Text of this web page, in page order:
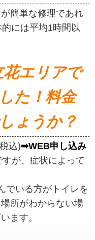
簡単な修理であれ
には平均1時間以
花エリアで
た！料金
ょうか？
込)➡WEB申し込み
が、症状によって
でいる方がトイレを
所がわからない場
ます。